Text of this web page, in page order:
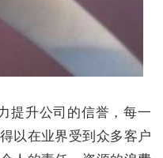
提升公司的信誉，每一
以在业界受到众多客户